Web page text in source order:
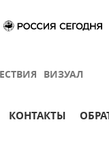
ВИЗУАЛ
КОНТАКТЫ